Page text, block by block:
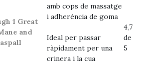
1 Great
and
amb cops de massatge
i adherència de goma
Ideal per passar
ràpidament per una
crinera i la cua
4,7
de
5